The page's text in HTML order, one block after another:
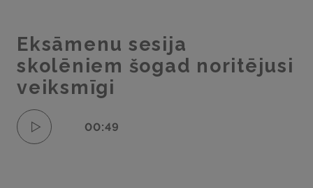
Eksāmenu sesija
skolēniem šogad noritējusi
veiksmīgi
00:49